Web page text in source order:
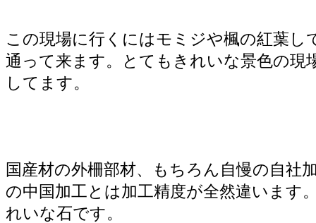
この現場に行くにはモミジや楓の紅葉し
通って来ます。とてもきれいな景色の現
してます。
国産材の外柵部材、もちろん自慢の自社
の中国加工とは加工精度が全然違います
れいな石です。